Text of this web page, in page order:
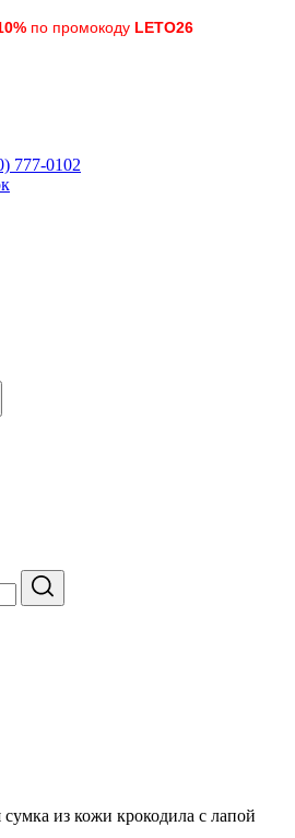
по промокоду LETO26
777-0102
из кожи крокодила с лапой